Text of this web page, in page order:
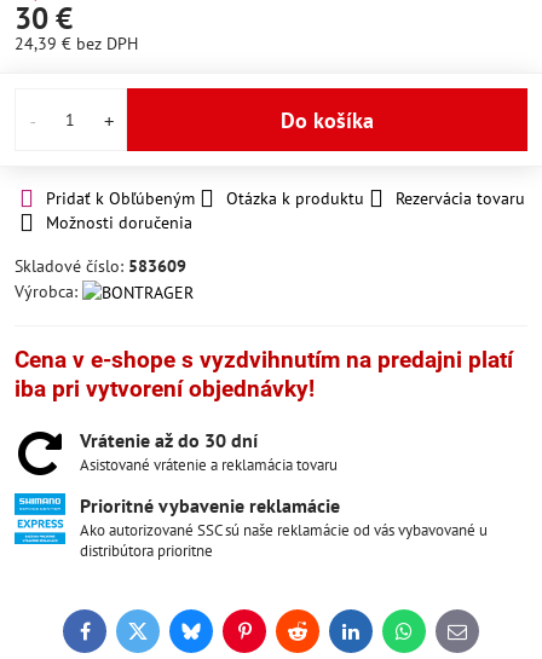
30 €
24,39 € bez DPH
Do košíka
Pridať k Obľúbeným Otázka k produktu
Rezervácia tovaru
Možnosti doručenia
Skladové číslo: 583609
Výrobca:
Cena v e-shope s vyzdvihnutím na predajni platí
iba pri vytvorení objednávky!
Vrátenie až do 30 dní
Asistované vrátenie a reklamácia tovaru
Prioritné vybavenie reklamácie
Ako autorizované SSC sú naše reklamácie od vás vybavované u
distribútora prioritne
FacebookTwitterBlueskyPinterestReddit LinkedInWhatsApp
E-